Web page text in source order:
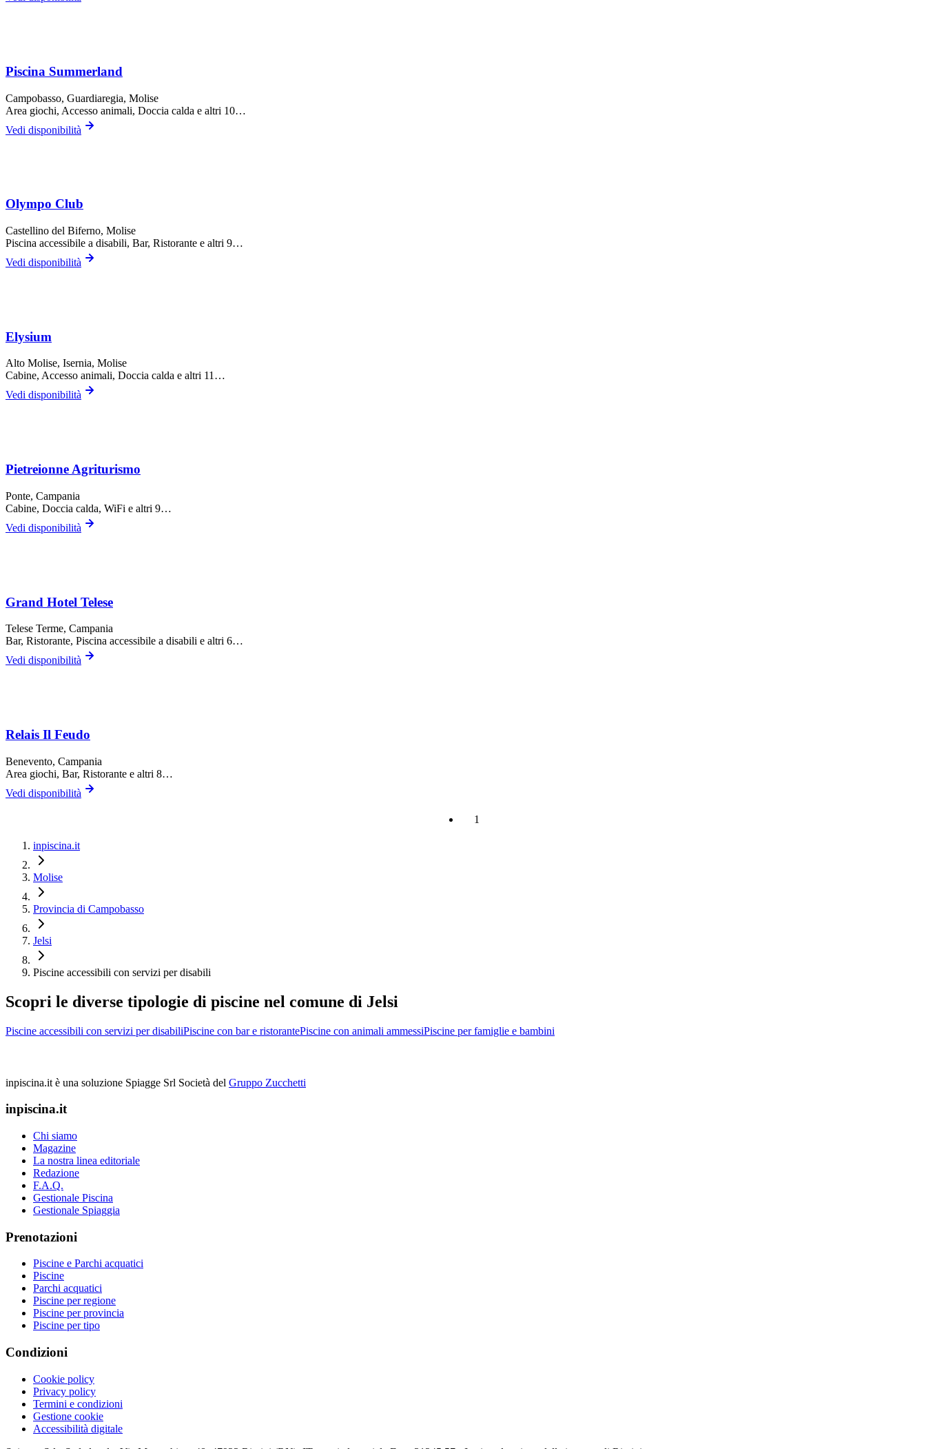
Piscina Summerland
Campobasso, Guardiaregia, Molise
Area giochi, Accesso animali, Doccia calda e altri 10…
Vedi disponibilità
Olympo Club
Castellino del Biferno, Molise
Piscina accessibile a disabili, Bar, Ristorante e altri 9…
Vedi disponibilità
Elysium
Alto Molise, Isernia, Molise
Cabine, Accesso animali, Doccia calda e altri 11…
Vedi disponibilità
Pietreionne Agriturismo
Ponte, Campania
Cabine, Doccia calda, WiFi e altri 9…
Vedi disponibilità
Grand Hotel Telese
Telese Terme, Campania
Bar, Ristorante, Piscina accessibile a disabili e altri 6…
Vedi disponibilità
Relais Il Feudo
Benevento, Campania
Area giochi, Bar, Ristorante e altri 8…
Vedi disponibilità
1
inpiscina.it
Molise
Provincia di Campobasso
Jelsi
Piscine accessibili con servizi per disabili
Scopri le diverse tipologie di piscine nel comune di Jelsi
Piscine accessibili con servizi per disabiliPiscine con bar e ristorantePiscine con animali ammessiPiscine per famiglie e bambini
inpiscina.it è una soluzione Spiagge Srl Società del Gruppo Zucchetti
inpiscina.it
Chi siamo
Magazine
La nostra linea editoriale
Redazione
F.A.Q.
Gestionale Piscina
Gestionale Spiaggia
Prenotazioni
Piscine e Parchi acquatici
Piscine
Parchi acquatici
Piscine per regione
Piscine per provincia
Piscine per tipo
Condizioni
Cookie policy
Privacy policy
Termini e condizioni
Gestione cookie
Accessibilità digitale